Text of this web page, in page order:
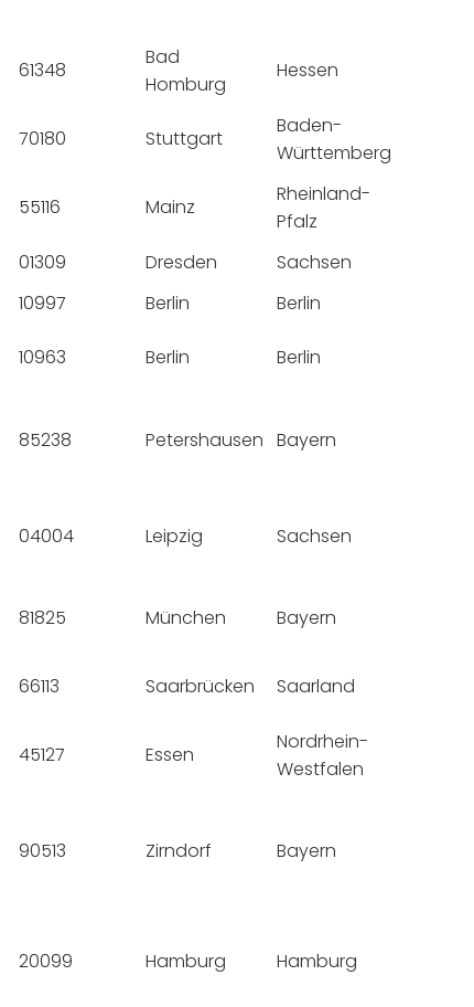
61348
Bad
Homburg
Hessen
70180 Stuttgart
Baden-
Württemberg
55116 Mainz
Rheinland-
Pfalz
01309 Dresden
Sachsen
10997 Berlin Berlin
10963 Berlin Berlin
85238 Petershausen Bayern
04004 Leipzig Sachsen
81825 München Bayern
66113 Saarbrücken Saarland
45127 Essen
Nordrhein-
Westfalen
90513 Zirndorf Bayern
20099 Hamburg Hamburg